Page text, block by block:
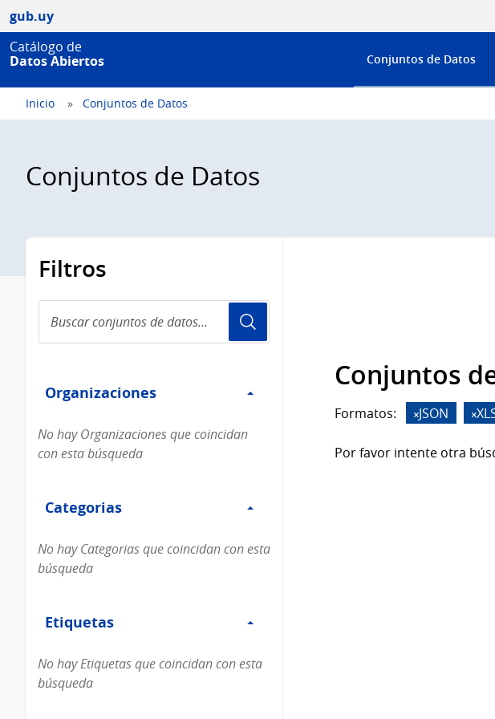
gub.uy
Catálogo de
Datos Abiertos
Conjuntos de Datos
Inicio Conjuntos de Datos
Conjuntos de Datos
Filtros
conjuntos
de
Organizaciones
Organizaciones
No hay Organizaciones que coincidan
con esta búsqueda
Categorias
Categorias
No hay Categorias que coincidan con esta
búsqueda
Etiquetas
Etiquetas
No hay Etiquetas que coincidan con esta
búsqueda
Conjuntos
Formatos: JSON
Por favor intente otra